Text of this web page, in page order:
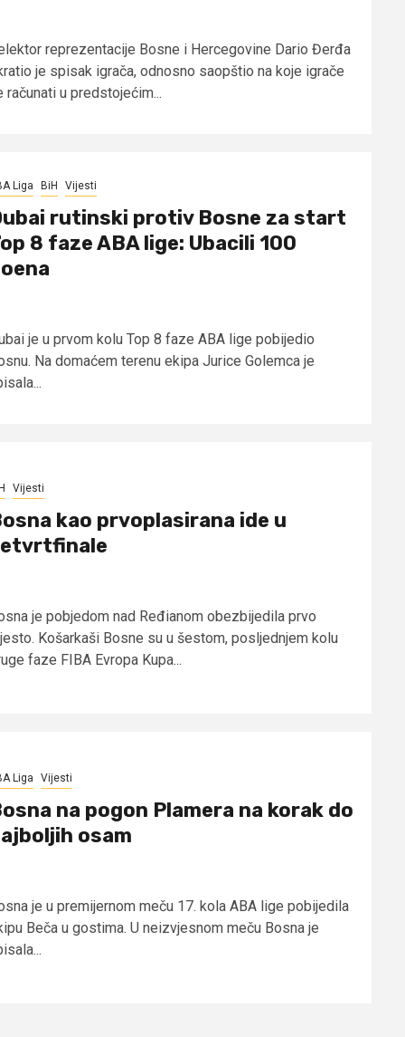
reprezentacije Bosne i Hercegovine Dario Đerđa
je spisak igrača, odnosno saopštio na koje igrače
računati u predstojećim...
Liga BiH Vijesti
rutinski protiv Bosne za start
8 faze ABA lige: Ubacili 100
je u prvom kolu Top 8 faze ABA lige pobijedio
Na domaćem terenu ekipa Jurice Golemca je
Vijesti
kao prvoplasirana ide u
je pobjedom nad Ređianom obezbijedila prvo
Košarkaši Bosne su u šestom, posljednjem kolu
faze FIBA Evropa Kupa...
Liga Vijesti
na pogon Plamera na korak do
osam
je u premijernom meču 17. kola ABA lige pobijedila
Beča u gostima. U neizvjesnom meču Bosna je